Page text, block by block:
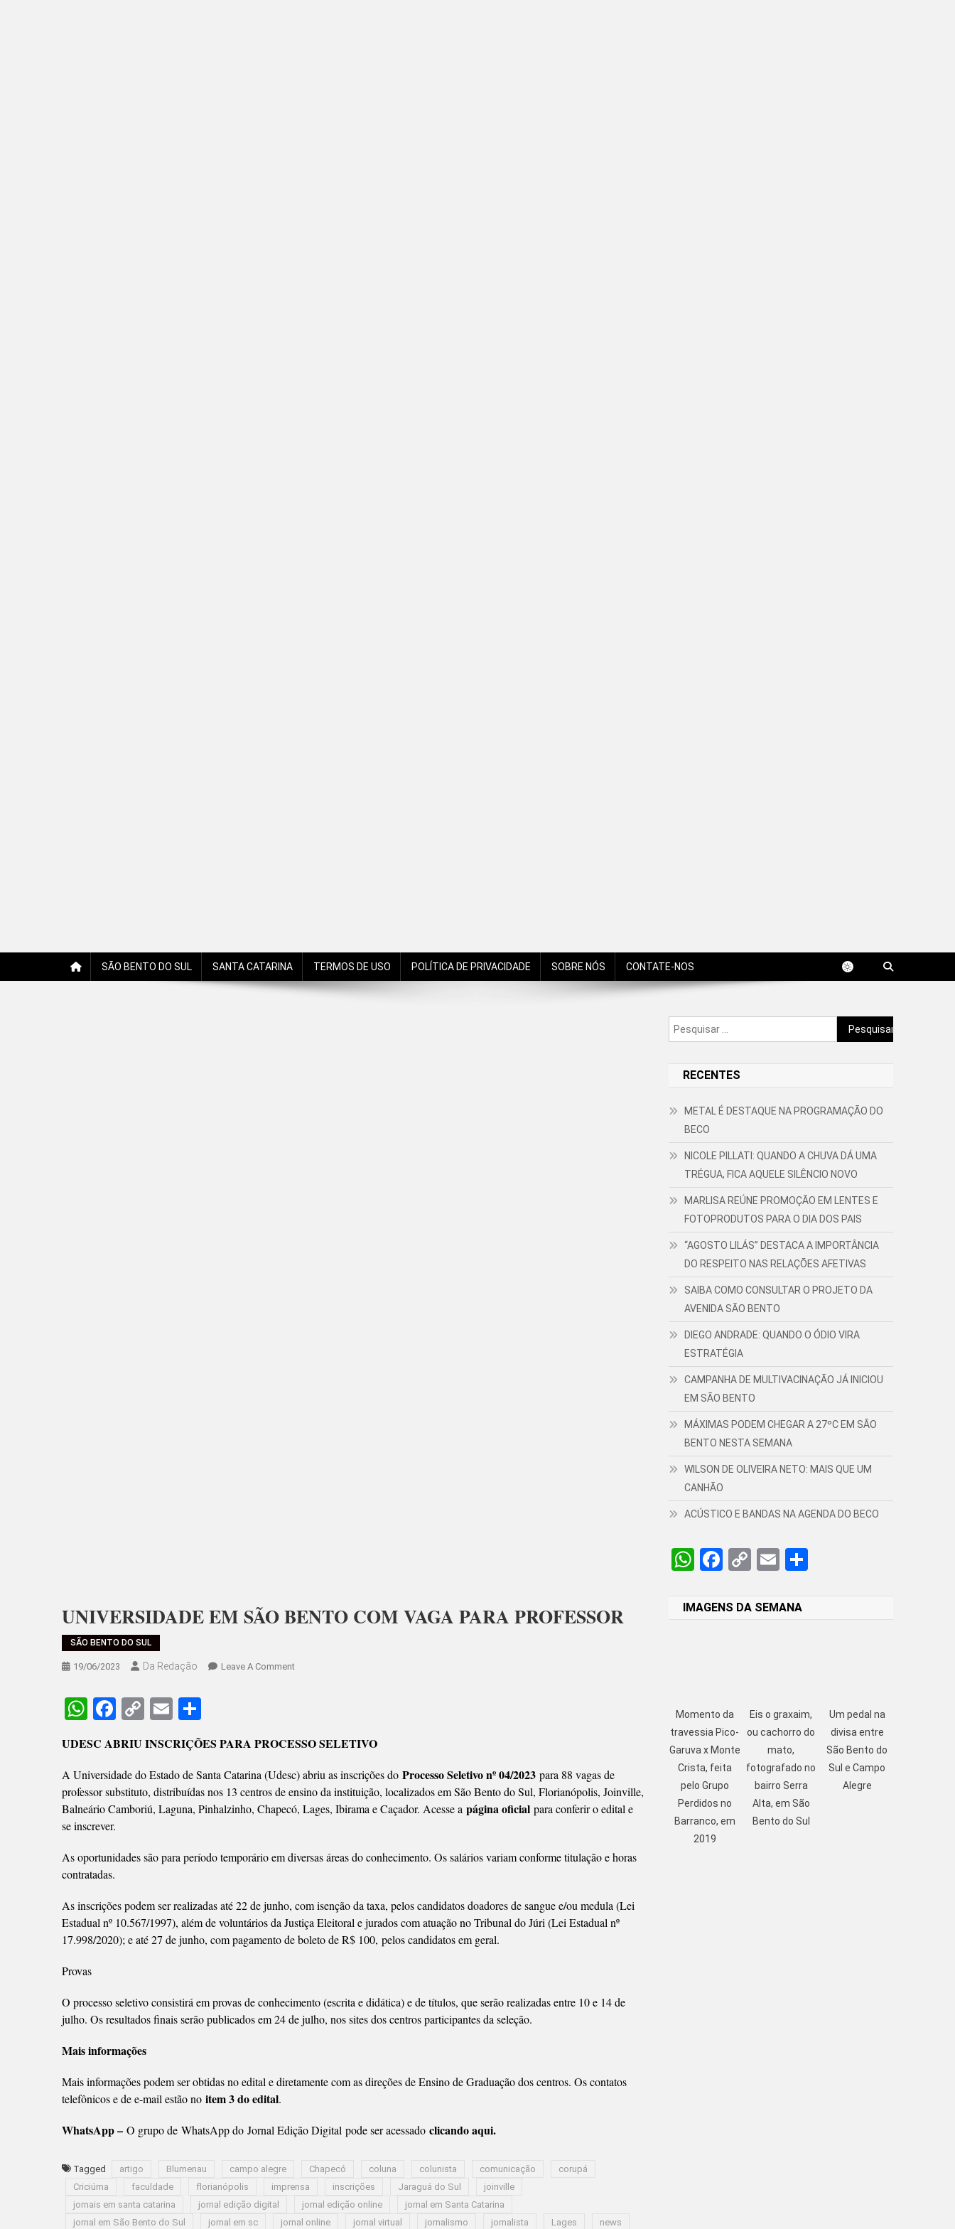
SÃO BENTO DO SUL SANTA CATARINA TERMOS DE USO POLÍTICA DE PRIVACIDADE SOBRE NÓS CONTATE-NOS
UNIVERSIDADE EM SÃO BENTO COM VAGA PARA PROFESSOR
SÃO BENTO DO SUL
19/06/2023 Da Redação Leave A CommentOn
COM
PARA
PROFESSOR
WhatsApp
Facebook
CopyEmail
UDESC ABRIU INSCRIÇÕES PARA PROCESSO SELETIVO
A Universidade do Estado de Santa Catarina (Udesc) abriu as inscrições do Processo Seletivo nº 04/2023 para 88 vagas de
professor substituto, distribuídas nos 13 centros de ensino da instituição, localizados em São Bento do Sul, Florianópolis, Joinville,
Balneário Camboriú, Laguna, Pinhalzinho, Chapecó, Lages, Ibirama e Caçador. Acesse a página oficial para conferir o edital e
se inscrever.
As oportunidades são para período temporário em diversas áreas do conhecimento. Os salários variam conforme titulação e horas
contratadas.
As inscrições podem ser realizadas até 22 de junho, com isenção da taxa, pelos candidatos doadores de sangue e/ou medula (Lei
Estadual nº 10.567/1997), além de voluntários da Justiça Eleitoral e jurados com atuação no Tribunal do Júri (Lei Estadual nº
17.998/2020); e até 27 de junho, com pagamento de boleto de R$ 100, pelos candidatos em geral.
Provas
O processo seletivo consistirá em provas de conhecimento (escrita e didática) e de títulos, que serão realizadas entre 10 e 14 de
julho. Os resultados finais serão publicados em 24 de julho, nos sites dos centros participantes da seleção.
Mais informações
Mais informações podem ser obtidas no edital e diretamente com as direções de Ensino de Graduação dos centros. Os contatos
telefônicos e de e-mail estão no item 3 do edital.
WhatsApp – O grupo de WhatsApp do Jornal Edição Digital pode ser acessado clicando aqui.
Tagged artigo Blumenau campo alegre Chapecó coluna colunista comunicação
corupá
Criciúma
faculdade florianópolis imprensa inscrições Jaraguá do Sul
joinville
jornais em santa catarina
jornal edição digital jornal edição online
jornal em Santa Catarina
jornal em São Bento do Sul
jornal em sc jornal online jornal virtual jornalismo jornalista Lages news
Pesquisar
por:
RECENTES
METAL É DESTAQUE NA PROGRAMAÇÃO DO
BECO
NICOLE PILLATI: QUANDO A CHUVA DÁ UMA
TRÉGUA, FICA AQUELE SILÊNCIO NOVO
MARLISA REÚNE PROMOÇÃO EM LENTES E
FOTOPRODUTOS PARA O DIA DOS PAIS
“AGOSTO LILÁS” DESTACA A IMPORTÂNCIA
DO RESPEITO NAS RELAÇÕES AFETIVAS
SAIBA COMO CONSULTAR O PROJETO DA
AVENIDA SÃO BENTO
DIEGO ANDRADE: QUANDO O ÓDIO VIRA
ESTRATÉGIA
CAMPANHA DE MULTIVACINAÇÃO JÁ INICIOU
EM SÃO BENTO
MÁXIMAS PODEM CHEGAR A 27ºC EM SÃO
BENTO NESTA SEMANA
WILSON DE OLIVEIRA NETO: MAIS QUE UM
CANHÃO
ACÚSTICO E BANDAS NA AGENDA DO BECO
WhatsApp
Facebook
CopyEmail
IMAGENS DA SEMANA
Momento da
travessia Pico-
Garuva x Monte
Crista, feita
pelo Grupo
Perdidos no
Barranco, em
2019
Eis o graxaim,
ou cachorro do
mato,
fotografado no
bairro Serra
Alta, em São
Bento do Sul
Um pedal na
divisa entre
São Bento do
Sul e Campo
Alegre